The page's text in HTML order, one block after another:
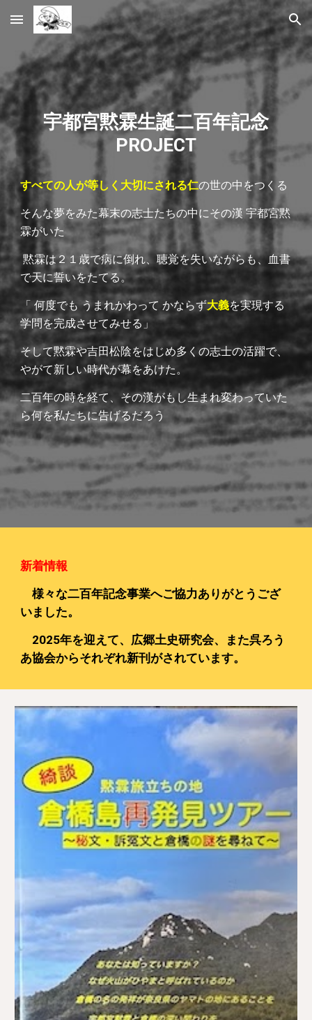
Skip to main content Skip to navigation
宇都宮黙霖生誕二百年記念
PROJECT
すべての人が等しく大切にされる仁の世の中をつくる
そんな夢をみた幕末の志士たちの中にその漢 宇都宮黙
霖がいた
黙霖は２１歳で病に倒れ、聴覚を失いながらも、血書
で天に誓いをたてる。
「 何度でも うまれかわって かならず大義を実現する
学問を完成させてみせる」
そして黙霖や吉田松陰をはじめ多くの志士の活躍で、
やがて新しい時代が幕をあけた。
二百年の時を経て、その漢がもし生まれ変わっていた
ら何を私たちに告げるだろう
新着情報
様々な二百年記念事業へご協力ありがとうござ
いました。
2025年を迎えて、広郷土史研究会、また呉ろう
あ協会からそれぞれ新刊がされています。